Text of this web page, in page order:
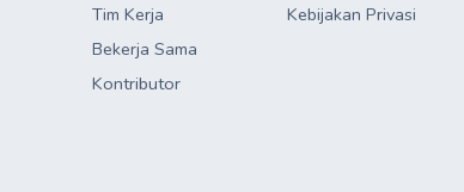
Tim Kerja
Bekerja Sama
Kontributor
Kebijakan Privasi